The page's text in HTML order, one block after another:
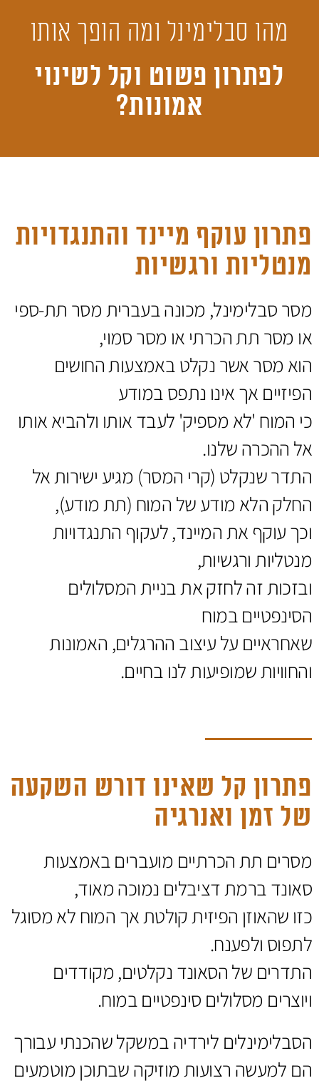
מהו סבלימינל ומה הופך אותו
לפתרון פשוט וקל לשינוי
אמונות?
פתרון עוקף מיינד והתנגדויות
מנטליות ורגשיות
מסר סבלימינל, מכונה בעברית מסר תת-ספי
או מסר תת הכרתי או מסר סמוי,
הוא מסר אשר נקלט באמצעות החושים
הפיזיים אך אינו נתפס במודע
כי המוח 'לא מספיק' לעבד אותו ולהביא אותו
אל ההכרה שלנו.
התדר שנקלט (קרי המסר) מגיע ישירות אל
החלק הלא מודע של המוח (תת מודע),
וכך עוקף את המיינד, לעקוף התנגדויות
מנטליות ורגשיות,
ובזכות זה לחזק את בניית המסלולים
הסינפטיים במוח
שאחראיים על עיצוב ההרגלים, האמונות
והחוויות שמופיעות לנו בחיים.
פתרון קל שאינו דורש השקעה
של זמן ואנרגיה
מסרים תת הכרתיים מועברים באמצעות
סאונד ברמת דציבלים נמוכה מאוד,
כזו שהאוזן הפיזית קולטת אך המוח לא מסוגל
לתפוס ולפענח.
התדרים של הסאונד נקלטים, מקודדים
ויוצרים מסלולים סינפטיים במוח.
הסבלימינלים לירדיה במשקל שהכנתי עבורך
הם למעשה רצועות מוזיקה שבתוכן מוטמעים